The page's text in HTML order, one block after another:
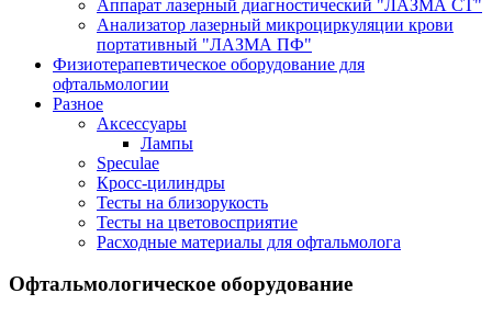
Аппарат лазерный диагностический "ЛАЗМА СТ"
Анализатор лазерный микроциркуляции крови
портативный "ЛАЗМА ПФ"
Физиотерапевтическое оборудование для
офтальмологии
Разное
Аксессуары
Лампы
Speculae
Кросс-цилиндры
Тесты на близорукость
Тесты на цветовосприятие
Расходные материалы для офтальмолога
Офтальмологическое оборудование